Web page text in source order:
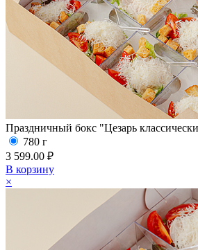
Праздничный бокс "Цезарь
780 г
3 599.00 ₽
В корзину
×